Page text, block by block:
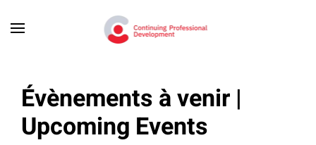
Skip to main content
Évènements à venir |
Upcoming Events